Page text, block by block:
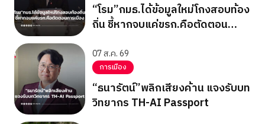
“โรม”กมธ.ได้ข้อมูลใหม่โกงสอบท้อง
ถิ่น ชี้หากจบแค่ขรก.คือตัดตอน
07 ส.ค. 69
การเมือง
“ธนารัตน์”พลิกเสียงค้าน แจงรับบท
วิทยากร TH-AI Passport